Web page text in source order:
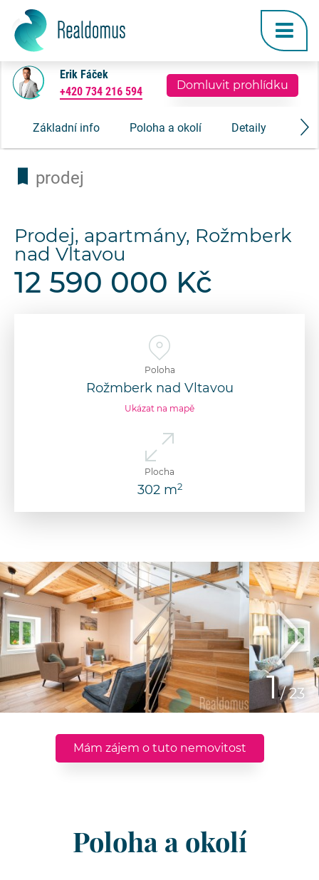
Základní info Poloha a okolí Detaily
Erik Fáček
+420 734 216 594
Domluvit prohlídku
prodej
Prodej, apartmány, Rožmberk
nad Vltavou
12 590 000 Kč
Poloha
Rožmberk nad Vltavou
Ukázat na mapě
Plocha
302 m2
1 / 23
Mám zájem o tuto nemovitost
Poloha a okolí